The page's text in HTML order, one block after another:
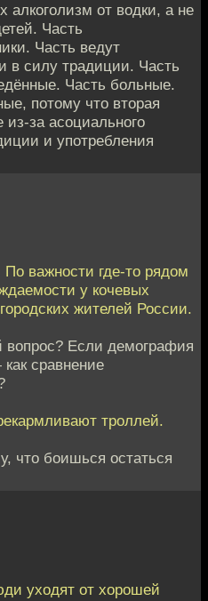
алкоголизм от водки, а не
Часть
Часть ведут
в силу традиции. Часть
Часть больные.
потому что вторая
за асоциального
и употребления
важности где-то рядом
у кочевых
жителей России.
Если демография
сравнение
троллей.
что боишься остаться
уходят от хорошей